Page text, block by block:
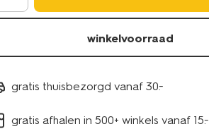
winkelvoorraad
gratis thuisbezorgd vanaf 30.-
gratis afhalen in 500+ winkels vanaf 15.-